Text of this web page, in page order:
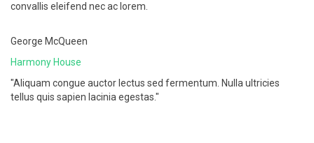
convallis eleifend nec ac lorem.
George McQueen
Harmony House
"Aliquam congue auctor lectus sed fermentum. Nulla ultricies
tellus quis sapien lacinia egestas."